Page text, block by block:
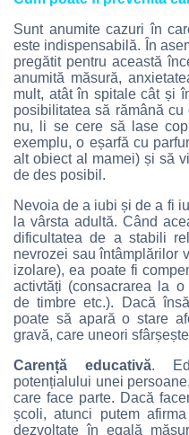
Sunt anumite cazuri în
este indispensabilă. În
pregătit pentru această
anumită măsură,
mult, atât în spitale cât și
posibilitatea să rămână
nu, li se cere să lase
exemplu, o eșarfă cu
alt obiect al mamei) și să
de des posibil.
Nevoia de a iubi și de a fi
la vârsta adultă. Când
dificultatea de a stabili
nevrozei sau întâmplărilor
izolare), ea poate fi
activtăți (consacrarea la
de timbre etc.). Dacă
poate să apară o stare
gravă, care uneori
Carență educativă.
potențialului unei
care face parte. Dacă
școli, atunci putem
dezvoltate în egală